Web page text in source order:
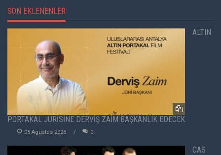
SON EKLENENLER
ALTIN
PORTAKAL JÜRİSİNE DERVİŞ ZAİM BAŞKANLIK EDECEK
05 Agustos 2026 0
CAS